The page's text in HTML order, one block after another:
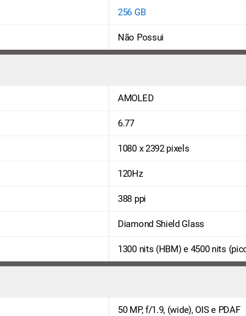
256 GB
Não Possui
AMOLED
6.77
1080 x 2392 pixels
120Hz
388 ppi
Diamond Shield Glass
1300 nits (HBM) e 4500 nits
50 MP, f/1.9, (wide), OIS e PDAF